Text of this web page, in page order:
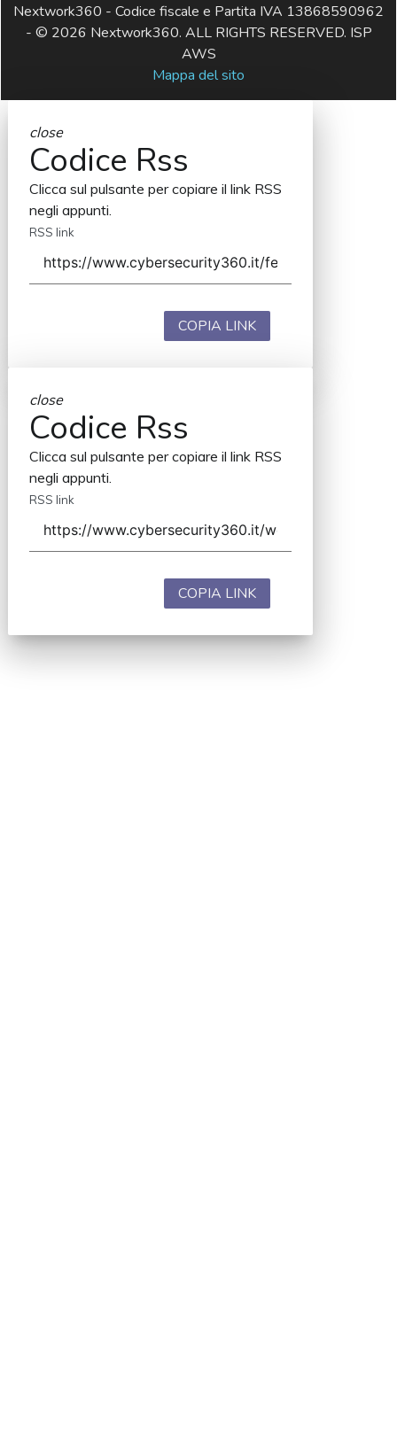
Nextwork360 - Codice fiscale e Partita IVA 13868590962
- © 2026 Nextwork360. ALL RIGHTS RESERVED. ISP
AWS
Mappa del sito
close
Codice Rss
Clicca sul pulsante per copiare il link RSS
negli appunti.
RSS link
COPIA LINK
close
Codice Rss
Clicca sul pulsante per copiare il link RSS
negli appunti.
RSS link
COPIA LINK